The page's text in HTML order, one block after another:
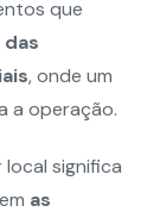
que
, onde um
a operação.
significa
as